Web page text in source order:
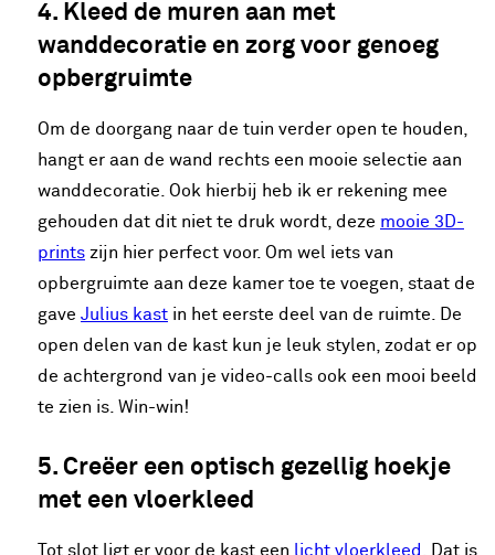
4. Kleed de muren aan met
wanddecoratie en zorg voor genoeg
opbergruimte
Om de doorgang naar de tuin verder open te houden,
hangt er aan de wand rechts een mooie selectie aan
wanddecoratie. Ook hierbij heb ik er rekening mee
gehouden dat dit niet te druk wordt, deze mooie 3D-
prints zijn hier perfect voor. Om wel iets van
opbergruimte aan deze kamer toe te voegen, staat de
gave Julius kast in het eerste deel van de ruimte. De
open delen van de kast kun je leuk stylen, zodat er op
de achtergrond van je video-calls ook een mooi beeld
te zien is. Win-win!
5. Creëer een optisch gezellig hoekje
met een vloerkleed
Tot slot ligt er voor de kast een licht vloerkleed
. Dat is